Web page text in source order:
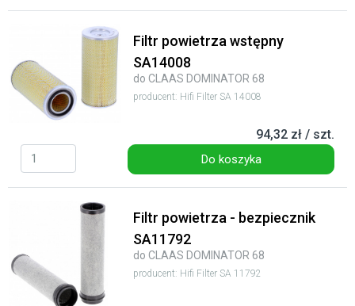
Filtr powietrza wstępny
SA14008
do CLAAS DOMINATOR 68
producent: Hifi Filter SA 14008
94,32 zł / szt.
Do koszyka
Filtr powietrza - bezpiecznik
SA11792
do CLAAS DOMINATOR 68
producent: Hifi Filter SA 11792